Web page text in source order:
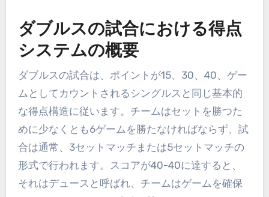
ダブルスの試合における得点
システムの概要
ダブルスの試合は、ポイントが15、30、40、ゲー
ムとしてカウントされるシングルスと同じ基本的
な得点構造に従います。チームはセットを勝つた
めに少なくとも6ゲームを勝たなければならず、試
合は通常、3セットマッチまたは5セットマッチの
形式で行われます。スコアが40-40に達すると、
それはデュースと呼ばれ、チームはゲームを確保